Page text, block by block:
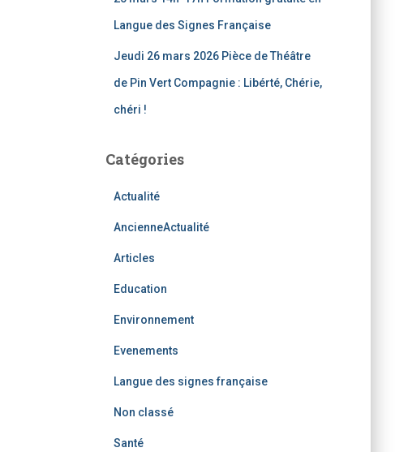
Langue des Signes Française
Jeudi 26 mars 2026 Pièce de Théâtre
de Pin Vert Compagnie : Libérté, Chérie,
chéri !
Catégories
Actualité
AncienneActualité
Articles
Education
Environnement
Evenements
Langue des signes française
Non classé
Santé